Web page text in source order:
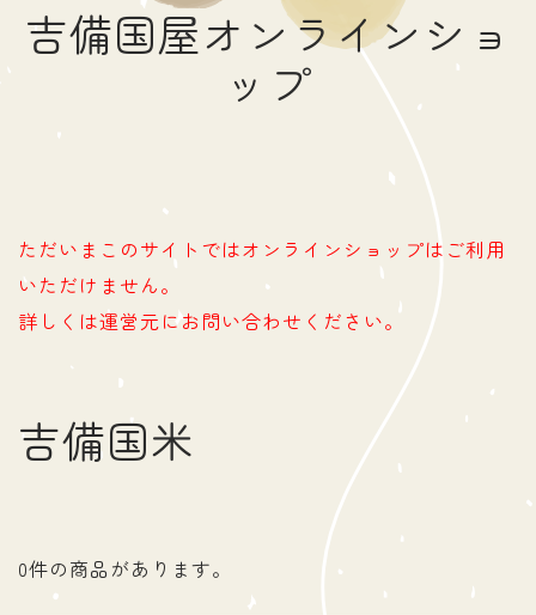
吉備国屋オンラインショ
ップ
ただいまこのサイトではオンラインショップはご利用
いただけません。
詳しくは運営元にお問い合わせください。
吉備国米
0件の商品があります。